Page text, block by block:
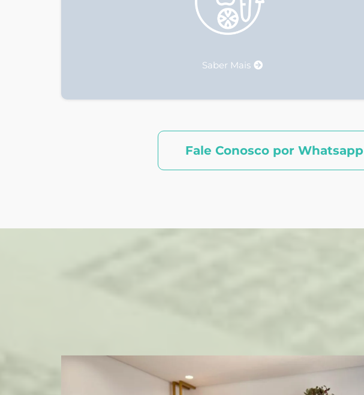
Saber Mais
Fale Conosco por Whatsapp